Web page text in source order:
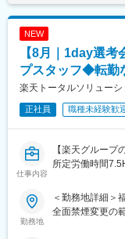
・形式： Web開
す）
【開催日時】
8/6 (木) 17:00～
8/13 (木) 17:00
8/18 (火) 17:00
8/20 (木) 17:00
※ご応募時、参
・新規契約・機
・料金プラン、
NEW
【8月｜1day選考
プスタッフ◆転勤
楽天トータルソリュー
正社員 職種未経験歓
仕事内容
【楽天グループ
所定労働時間
楽天モバイル
料金プラン・楽
勤務地
＜勤務地詳細＞
全面禁煙変更の